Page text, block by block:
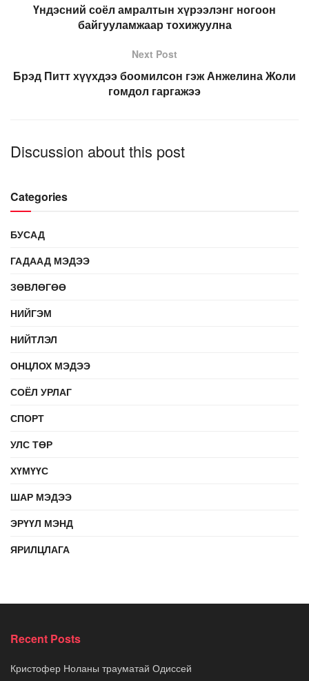
Үндэсний соёл амралтын хүрээлэнг ногоон
байгууламжаар тохижуулна
Next Post
Брэд Питт хүүхдээ боомилсон гэж Анжелина Жоли
гомдол гаргажээ
Discussion about this post
Categories
БУСАД
ГАДААД МЭДЭЭ
ЗӨВЛӨГӨӨ
НИЙГЭМ
НИЙТЛЭЛ
ОНЦЛОХ МЭДЭЭ
СОЁЛ УРЛАГ
СПОРТ
УЛС ТӨР
ХҮМҮҮС
ШАР МЭДЭЭ
ЭРҮҮЛ МЭНД
ЯРИЛЦЛАГА
Recent Posts
Кристофер Ноланы трауматай Одиссей